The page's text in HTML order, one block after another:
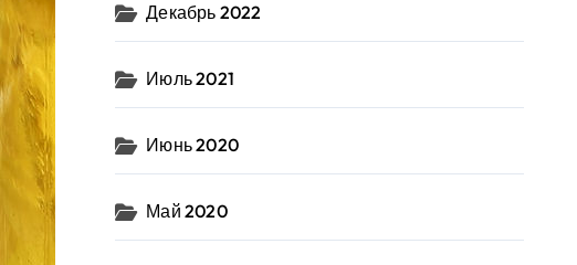
Декабрь 2022
Июль 2021
Июнь 2020
Май 2020